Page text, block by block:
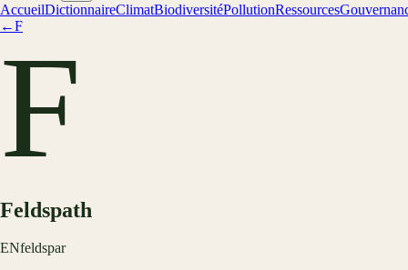
AccueilDictionnaireClimatBiodiversitéPollutionRessources
←F
F
Feldspath
ENfeldspar